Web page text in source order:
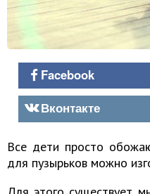
Facebook
Вконтакте
Все дети просто
для пузырьков можно